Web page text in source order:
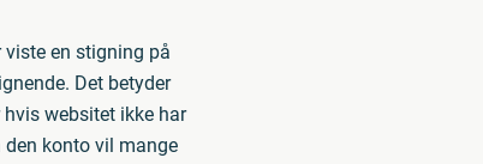
viste en stigning på
Det betyder
websitet ikke har
konto vil mange